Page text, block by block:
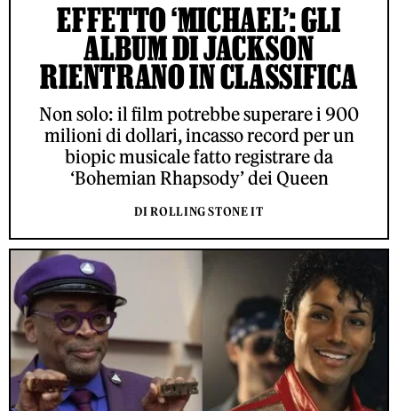
EFFETTO ‘MICHAEL’: GLI
ALBUM DI JACKSON
RIENTRANO IN CLASSIFICA
Non solo: il film potrebbe superare i 900
milioni di dollari, incasso record per un
biopic musicale fatto registrare da
‘Bohemian Rhapsody’ dei Queen
DI ROLLING STONE IT